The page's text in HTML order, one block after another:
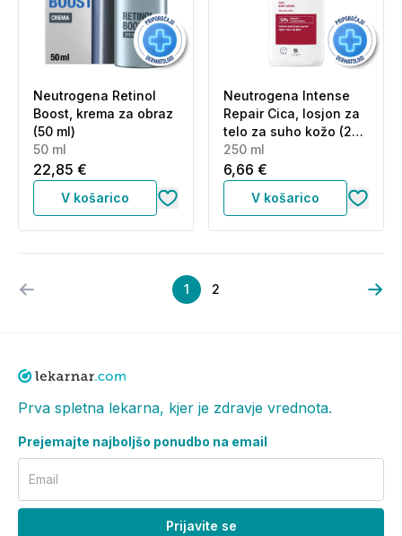
Neutrogena Retinol
Boost, krema za obraz
(50 ml)
50 ml
22,85 €
V košarico
Neutrogena Intense
Repair Cica, losjon za
telo za suho kožo (250
ml)
250 ml
6,66 €
V košarico
1 2
Prva spletna lekarna, kjer je zdravje vrednota.
Prejemajte najboljšo ponudbo na email
Email
Prijavite se